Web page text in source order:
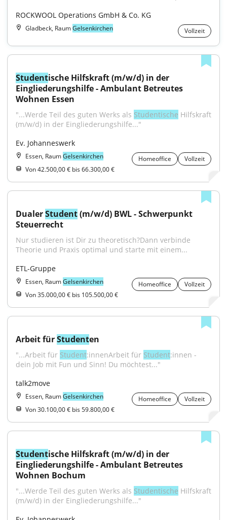
ROCKWOOL Operations GmbH & Co. KG
Gladbeck, RaumGelsenkirchen Vollzeit
Studentische Hilfskraft (m/w/d) in der
Eingliederungshilfe - Ambulant Betreutes
Wohnen Essen
"...Werde Teil des guten Werks als Studentische Hilfskraft
(m/w/d) in der Eingliederungshilfe..."
Ev. Johanneswerk
Essen, RaumGelsenkirchen Homeoffice
Vollzeit
Von 42.500,00 € bis 66.300,00 €
Dualer Student (m/w/d) BWL - Schwerpunkt
Steuerrecht
Nur studieren ist Dir zu theoretisch?Dann verbinde
Theorie und Praxis optimal und starte mit einem...
ETL-Gruppe
Essen, RaumGelsenkirchen Homeoffice
Vollzeit
Von 35.000,00 € bis 105.500,00 €
Arbeit für Studenten
"...Arbeit für Student:innenArbeit für Student:innen -
dein Job mit Fun und Sinn! Du möchtest..."
talk2move
Essen, RaumGelsenkirchen Homeoffice
Vollzeit
Von 30.100,00 € bis 59.800,00 €
Studentische Hilfskraft (m/w/d) in der
Eingliederungshilfe - Ambulant Betreutes
Wohnen Bochum
"...Werde Teil des guten Werks als Studentische Hilfskraft
(m/w/d) in der Eingliederungshilfe..."